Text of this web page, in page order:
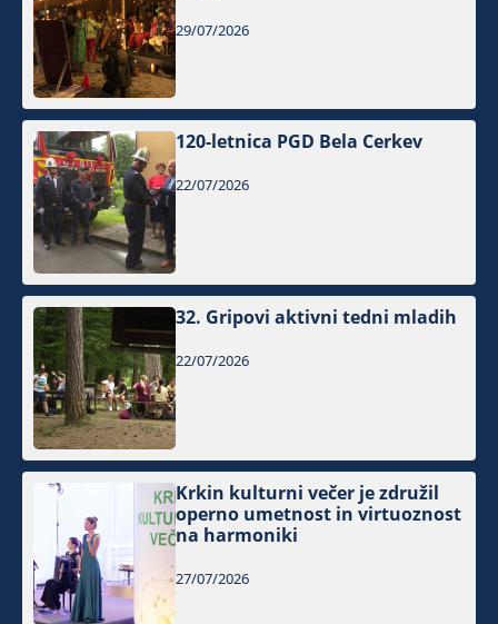
29/07/2026
120-letnica PGD Bela Cerkev
22/07/2026
32. Gripovi aktivni tedni mladih
22/07/2026
Krkin kulturni večer je združil
operno umetnost in virtuoznost
na harmoniki
27/07/2026